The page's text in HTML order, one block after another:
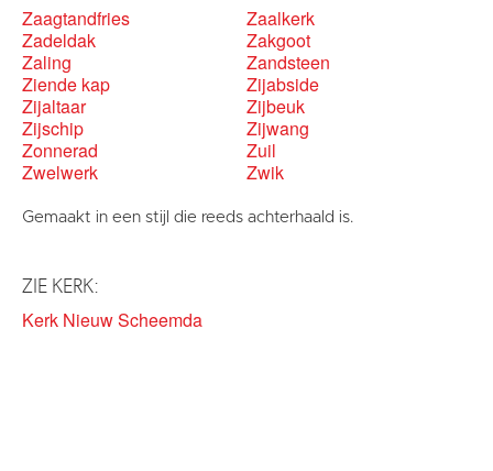
Zaagtandfries
Zaalkerk
Zadeldak
Zakgoot
Zaling
Zandsteen
Ziende kap
Zijabside
Zijaltaar
Zijbeuk
Zijschip
Zijwang
Zonnerad
Zuil
Zwelwerk
Zwik
Gemaakt in een stijl die reeds achterhaald is.
ZIE KERK:
Kerk Nieuw Scheemda